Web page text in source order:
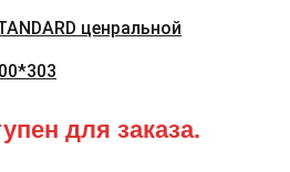
ценральной
для заказа.